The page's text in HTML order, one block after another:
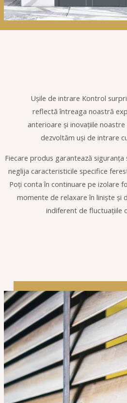
Ușile de intrare Kontrol
reflectă întreaga noastră
anterioare și inovațiile
dezvoltăm uși de intrare
Fiecare produs garantează
neglija caracteristicile specifice
Poți conta în continuare pe izolare
momente de relaxare în liniște și
indiferent de fluctuațiile